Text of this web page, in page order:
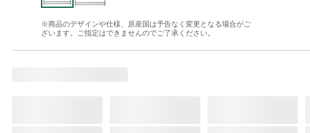
※商品のデザインや仕様、原産国は予告なく変更となる場合がご
ざいます。ご指定はできませんのでご了承ください。